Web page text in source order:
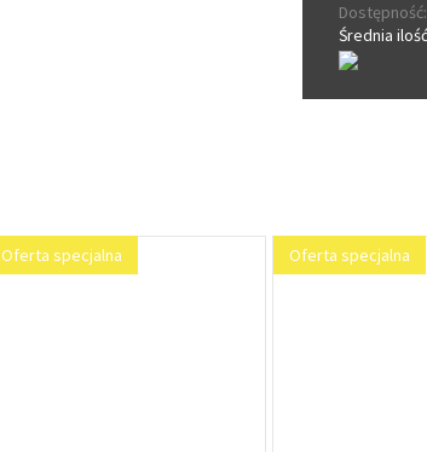
Dostępność:
Średnia ilość
Oferta specjalna Oferta specjalna